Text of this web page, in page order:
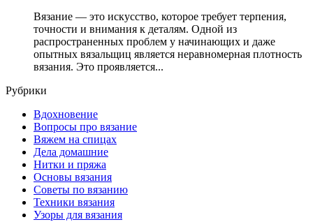
Вязание — это искусство, которое требует терпения,
точности и внимания к деталям. Одной из
распространенных проблем у начинающих и даже
опытных вязальщиц является неравномерная плотность
вязания. Это проявляется...
Рубрики
Вдохновение
Вопросы про вязание
Вяжем на спицах
Дела домашние
Нитки и пряжа
Основы вязания
Советы по вязанию
Техники вязания
Узоры для вязания